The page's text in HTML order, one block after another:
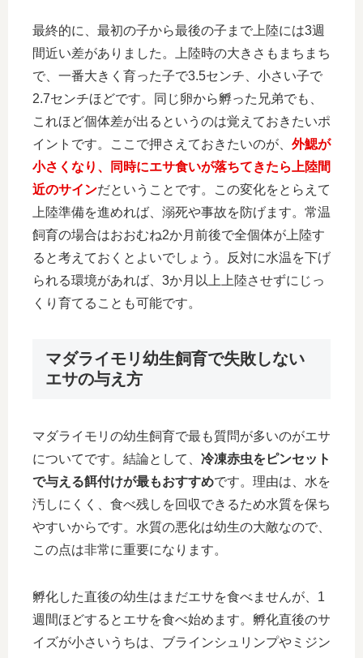
最終的に、最初の子から最後の子まで上陸には3週
間近い差がありました。上陸時の大きさもまちまち
で、一番大きく育った子で3.5センチ、小さい子で
2.7センチほどです。同じ卵から孵った兄弟でも、
これほど個体差が出るというのは覚えておきたいポ
イントです。ここで押さえておきたいのが、 外鰓が
小さくなり、同時にエサ食いが落ちてきたら上陸間
近のサインだということです。この変化をとらえて
上陸準備を進めれば、溺死や事故を防げます。常温
飼育の場合はおおむね2か月前後で全個体が上陸す
ると考えておくとよいでしょう。反対に水温を下げ
られる環境があれば、3か月以上上陸させずにじっ
くり育てることも可能です。
マダライモリ幼生飼育で失敗しない
エサの与え方
マダライモリの幼生飼育で最も質問が多いのがエサ
についてです。結論として、 冷凍赤虫をピンセット
で与える餌付けが最もおすすめです。理由は、水を
汚しにくく、食べ残しを回収できるため水質を保ち
やすいからです。水質の悪化は幼生の大敵なので、
この点は非常に重要になります。
孵化した直後の幼生はまだエサを食べませんが、1
週間ほどするとエサを食べ始めます。孵化直後のサ
イズが小さいうちは、ブラインシュリンプやミジン